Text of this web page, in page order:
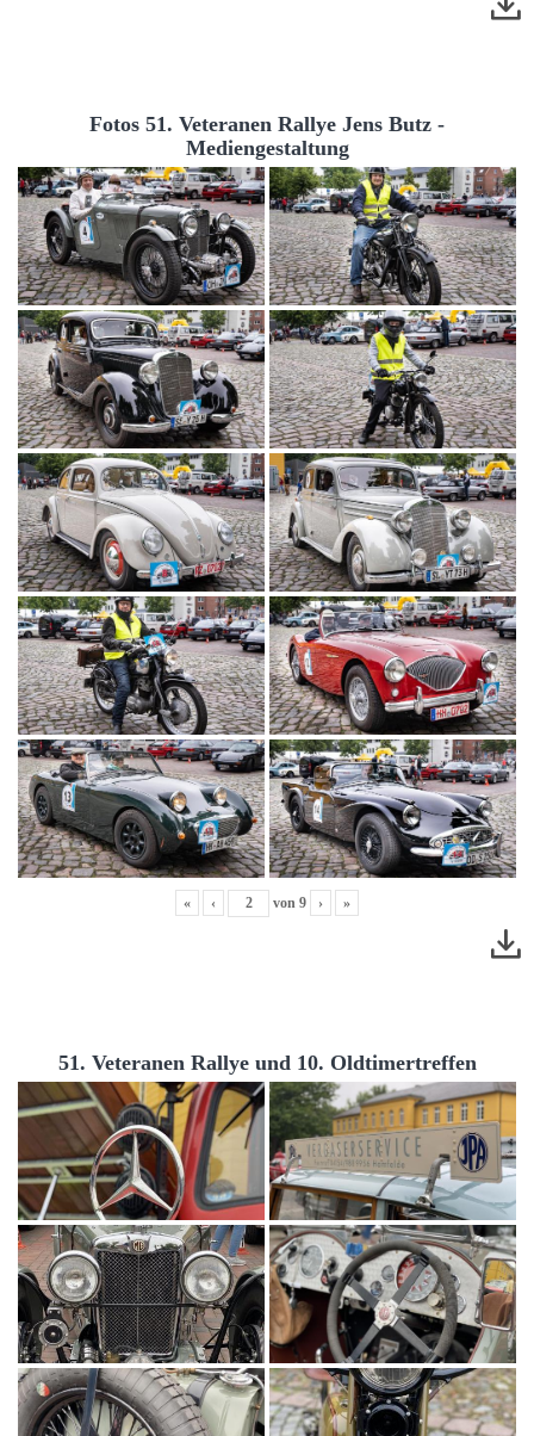
Fotos 51. Veteranen Rallye Jens Butz -
Mediengestaltung
« ‹ von 9 › »
51. Veteranen Rallye und 10. Oldtimertreffen